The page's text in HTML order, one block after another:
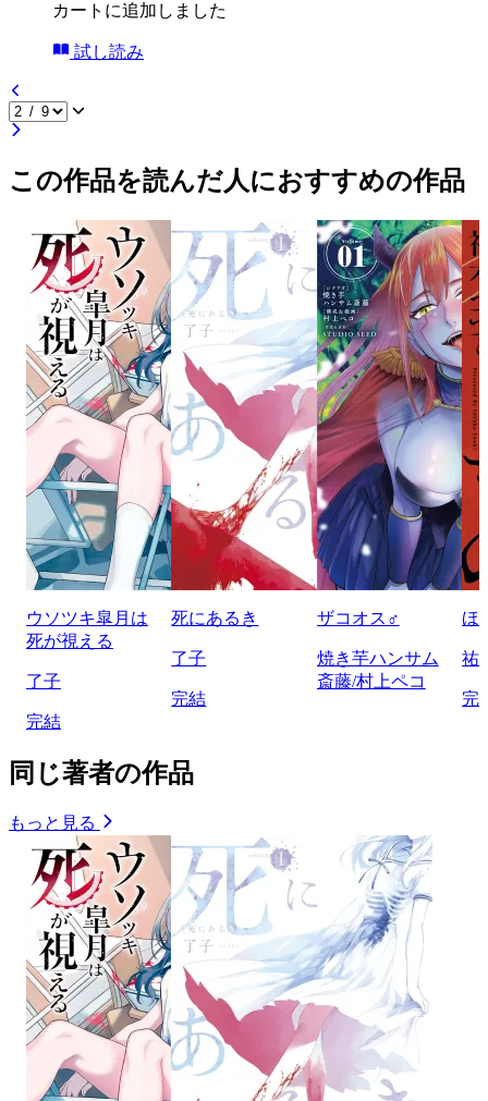
カートに追加しました
試し読み
この作品を読んだ人におすすめの作品
ウソツキ皐月は
死が視える
了子
完結
死にあるき
了子
完結
ザコオス♂
焼き芋ハンサム
斎藤/村上ペコ
ほ
祐
完
同じ著者の作品
もっと見る